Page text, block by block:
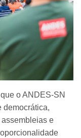
o ANDES-SN
democrática,
e